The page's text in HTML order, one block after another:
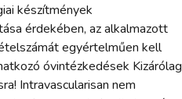
készítmények
érdekében, az alkalmazott
egyértelműen kell
óvintézkedések Kizárólag
Intravascularisan nem